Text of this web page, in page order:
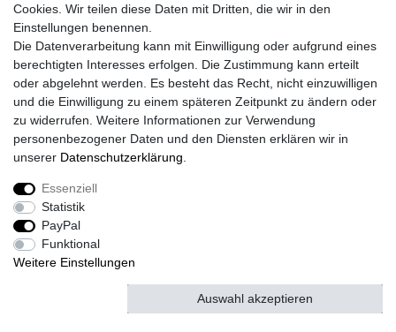
© Copyright 2026 | Alle Rechte vorbehalten.
Cookies. Wir teilen diese Daten mit Dritten, die wir in den
Einstellungen benennen.
Die Datenverarbeitung kann mit Einwilligung oder aufgrund eines
berechtigten Interesses erfolgen. Die Zustimmung kann erteilt
oder abgelehnt werden. Es besteht das Recht, nicht einzuwilligen
und die Einwilligung zu einem späteren Zeitpunkt zu ändern oder
zu widerrufen. Weitere Informationen zur Verwendung
personenbezogener Daten und den Diensten erklären wir in
unserer Daten­schutz­erklärung
Essenziell
Statistik
PayPal
Funktional
Weitere Einstellungen
Alle akzeptieren
Auswahl akzeptieren